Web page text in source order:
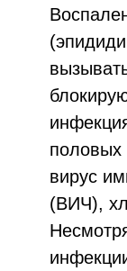
половых
вирус
(ВИЧ),